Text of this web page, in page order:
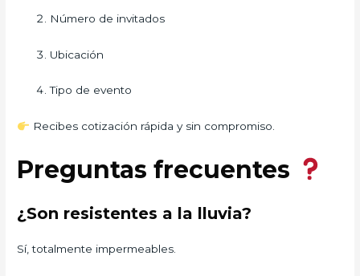
Número de invitados
Ubicación
Tipo de evento
Recibes cotización rápida y sin compromiso.
Preguntas frecuentes
¿Son resistentes a la lluvia?
Sí, totalmente impermeables.